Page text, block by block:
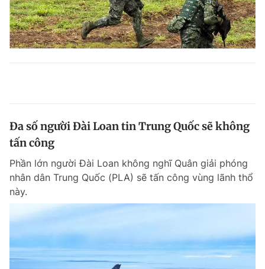
Đa số người Đài Loan tin Trung Quốc sẽ không
tấn công
Phần lớn người Đài Loan không nghĩ Quân giải phóng
nhân dân Trung Quốc (PLA) sẽ tấn công vùng lãnh thổ
này.